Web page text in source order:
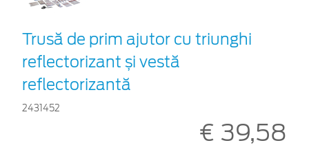
Trusă de prim ajutor cu triunghi
reflectorizant și vestă
reflectorizantă
2431452
€ 39,58